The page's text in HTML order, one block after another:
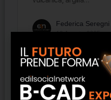
Federica Seregni
10 Agosto 2025